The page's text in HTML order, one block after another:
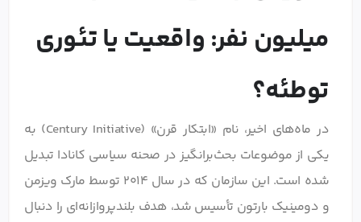
میلیون نفر: واقعیت یا تئوری
توطئه؟
در ماه‌های اخیر، نام «ابتکار قرن» (Century Initiative) به
یکی از موضوعات بحث‌برانگیز در صحنه سیاسی کانادا تبدیل
شده است. این سازمان که در سال ۲۰۱۴ توسط مارک ویزمن
و دومینیک بارتون تأسیس شد، هدف بلندپروازانه‌ای را دنبال